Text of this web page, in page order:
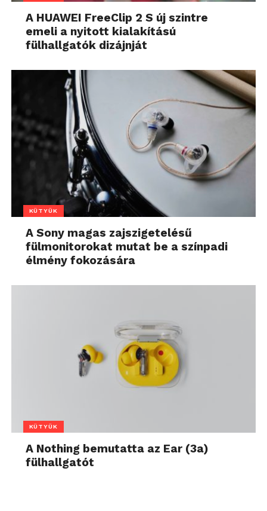
A HUAWEI FreeClip 2 S új szintre
emeli a nyitott kialakítású
fülhallgatók dizájnját
KÜTYÜK
A Sony magas zajszigetelésű
fülmonitorokat mutat be a színpadi
élmény fokozására
KÜTYÜK
A Nothing bemutatta az Ear (3a)
fülhallgatót